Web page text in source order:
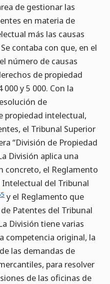
de gestionar las
en materia de
más las causas
contaba con que, en el
número de causas
de propiedad
y 5 000. Con la
de
propiedad intelectual,
el Tribunal Superior
“División de Propiedad
División aplica una
concreto, el Reglamento
del Tribunal
y el Reglamento que
Patentes del Tribunal
División tiene varias
competencia original, la
las demandas de
para resolver
de las oficinas de